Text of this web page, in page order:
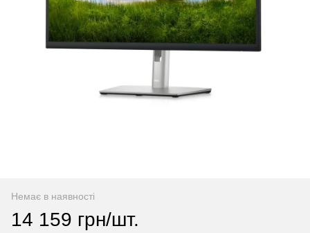
Немає в наявності
14 159 грн/шт.